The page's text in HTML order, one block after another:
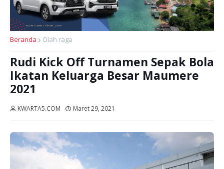
Beranda Olah raga
Rudi Kick Off Turnamen Sepak Bola
Ikatan Keluarga Besar Maumere
2021
KWARTA5.COM Maret 29, 2021